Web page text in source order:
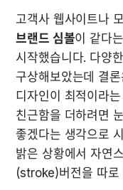
고객사 웹사이트나
브랜드 심볼이 같다
시작했습니다. 다양
구상해보았는데 결
디자인이 최적이라
친근함을 더하려면
좋겠다는 생각으로
밝은 상황에서 자연
(stroke)버전을 따로